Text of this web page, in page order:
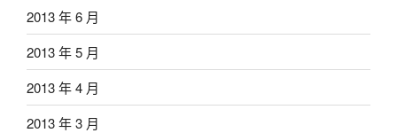
2013 年 6 月
2013 年 5 月
2013 年 4 月
2013 年 3 月